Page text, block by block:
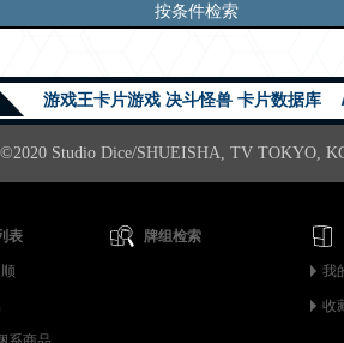
按条件检索
游戏王卡片游戏 决斗怪兽 卡片数据库
©2020 Studio Dice/SHUEISHA, TV TOKYO,
表 牌组检索
我
收